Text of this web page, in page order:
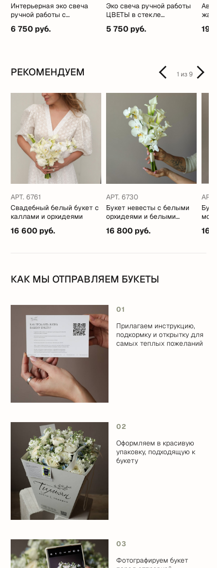
Интерьерная эко свеча
ручной работы с
кокосовым маслом
6 750 руб.
Эко свеча ручной работы
ЦВЕТЫ в стекле
(стильные ароматы)
5 750 руб. 19
РЕКОМЕНДУЕМ 1 из9
АРТ. 6761
Свадебный белый букет с
каллами и орхидеями
16 600 руб.
АРТ. 6730
Букет невесты с белыми
орхидеями и белыми
16 800 руб. 16
КАК МЫ ОТПРАВЛЯЕМ БУКЕТЫ
01
Прилагаем инструкцию,
подкормку и открытку для
самых теплых пожеланий
02
Оформляем в красивую
упаковку, подходящую к
букету
03
Фотографируем букет